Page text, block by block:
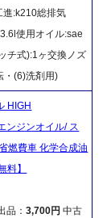
進:k210総排気
使用オイル:sae
チ式):1ヶ交換ノズ
・(6)洗剤用)
HIGH
ンジンオイル/ ス
燃費車 化学合成油
料】
品：3,700円 中古